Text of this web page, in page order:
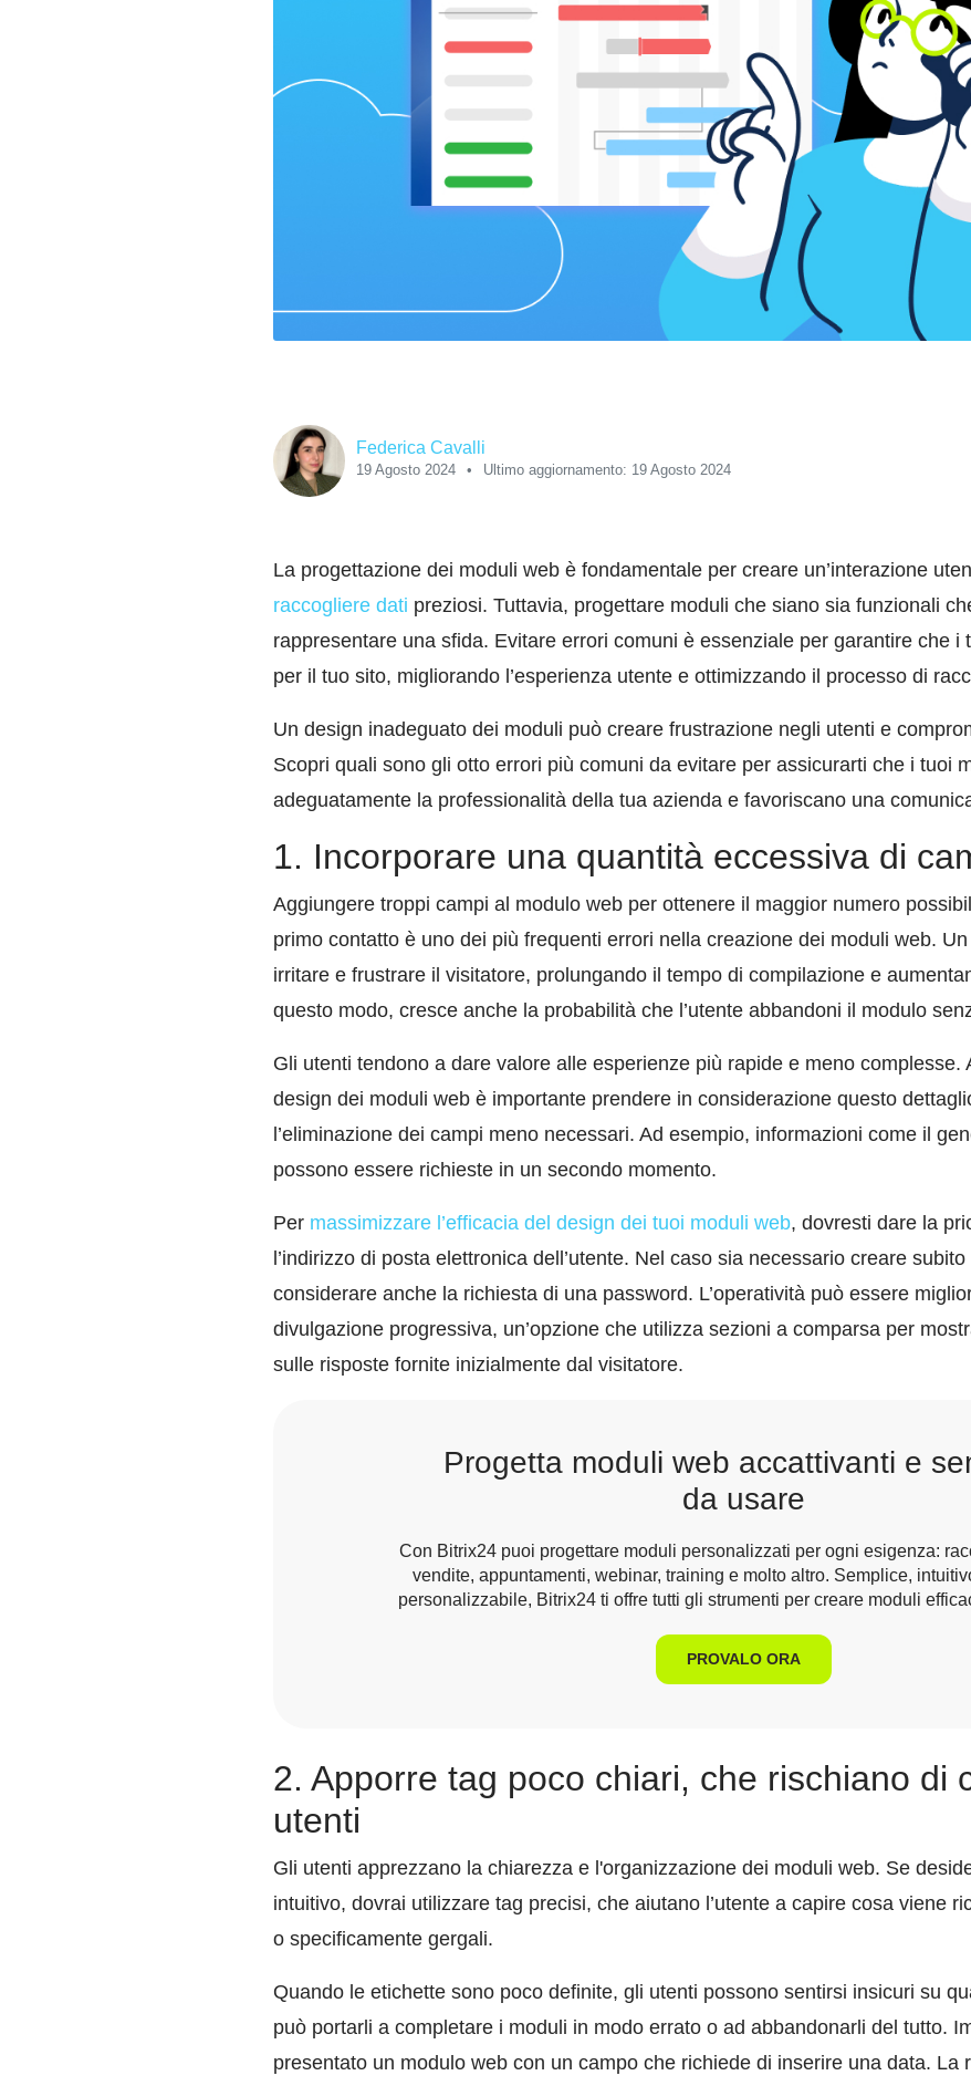
Federica Cavalli
19 Agosto 2024 Ultimo aggiornamento: 19 Agosto 2024
La progettazione dei moduli web è fondamentale per creare un’interazione
raccogliere dati preziosi. Tuttavia, progettare moduli che siano sia funzionali
rappresentare una sfida. Evitare errori comuni è essenziale per garantire che i
per il tuo sito, migliorando l’esperienza utente e ottimizzando il processo di
Un design inadeguato dei moduli può creare frustrazione negli utenti e
Scopri quali sono gli otto errori più comuni da evitare per assicurarti che i tuoi
adeguatamente la professionalità della tua azienda e favoriscano una
1. Incorporare una quantità eccessiva di
Aggiungere troppi campi al modulo web per ottenere il maggior numero
primo contatto è uno dei più frequenti errori nella creazione dei moduli web.
irritare e frustrare il visitatore, prolungando il tempo di compilazione e
questo modo, cresce anche la probabilità che l’utente abbandoni il modulo
Gli utenti tendono a dare valore alle esperienze più rapide e meno complesse.
design dei moduli web è importante prendere in considerazione questo
l’eliminazione dei campi meno necessari. Ad esempio, informazioni come il
possono essere richieste in un secondo momento.
Per massimizzare l’efficacia del design dei tuoi moduli web, dovresti dare la
l’indirizzo di posta elettronica dell’utente. Nel caso sia necessario creare
considerare anche la richiesta di una password. L’operatività può essere
divulgazione progressiva, un’opzione che utilizza sezioni a comparsa per
sulle risposte fornite inizialmente dal visitatore.
Progetta moduli web accattivanti e
da usare
Con Bitrix24 puoi progettare moduli personalizzati per ogni esigenza:
vendite, appuntamenti, webinar, training e molto altro. Semplice,
personalizzabile, Bitrix24 ti offre tutti gli strumenti per creare moduli
PROVALO ORA
2. Apporre tag poco chiari, che rischiano di
utenti
Gli utenti apprezzano la chiarezza e l'organizzazione dei moduli web. Se
intuitivo, dovrai utilizzare tag precisi, che aiutano l’utente a capire cosa viene
o specificamente gergali.
Quando le etichette sono poco definite, gli utenti possono sentirsi insicuri su
può portarli a completare i moduli in modo errato o ad abbandonarli del tutto.
presentato un modulo web con un campo che richiede di inserire una data. La